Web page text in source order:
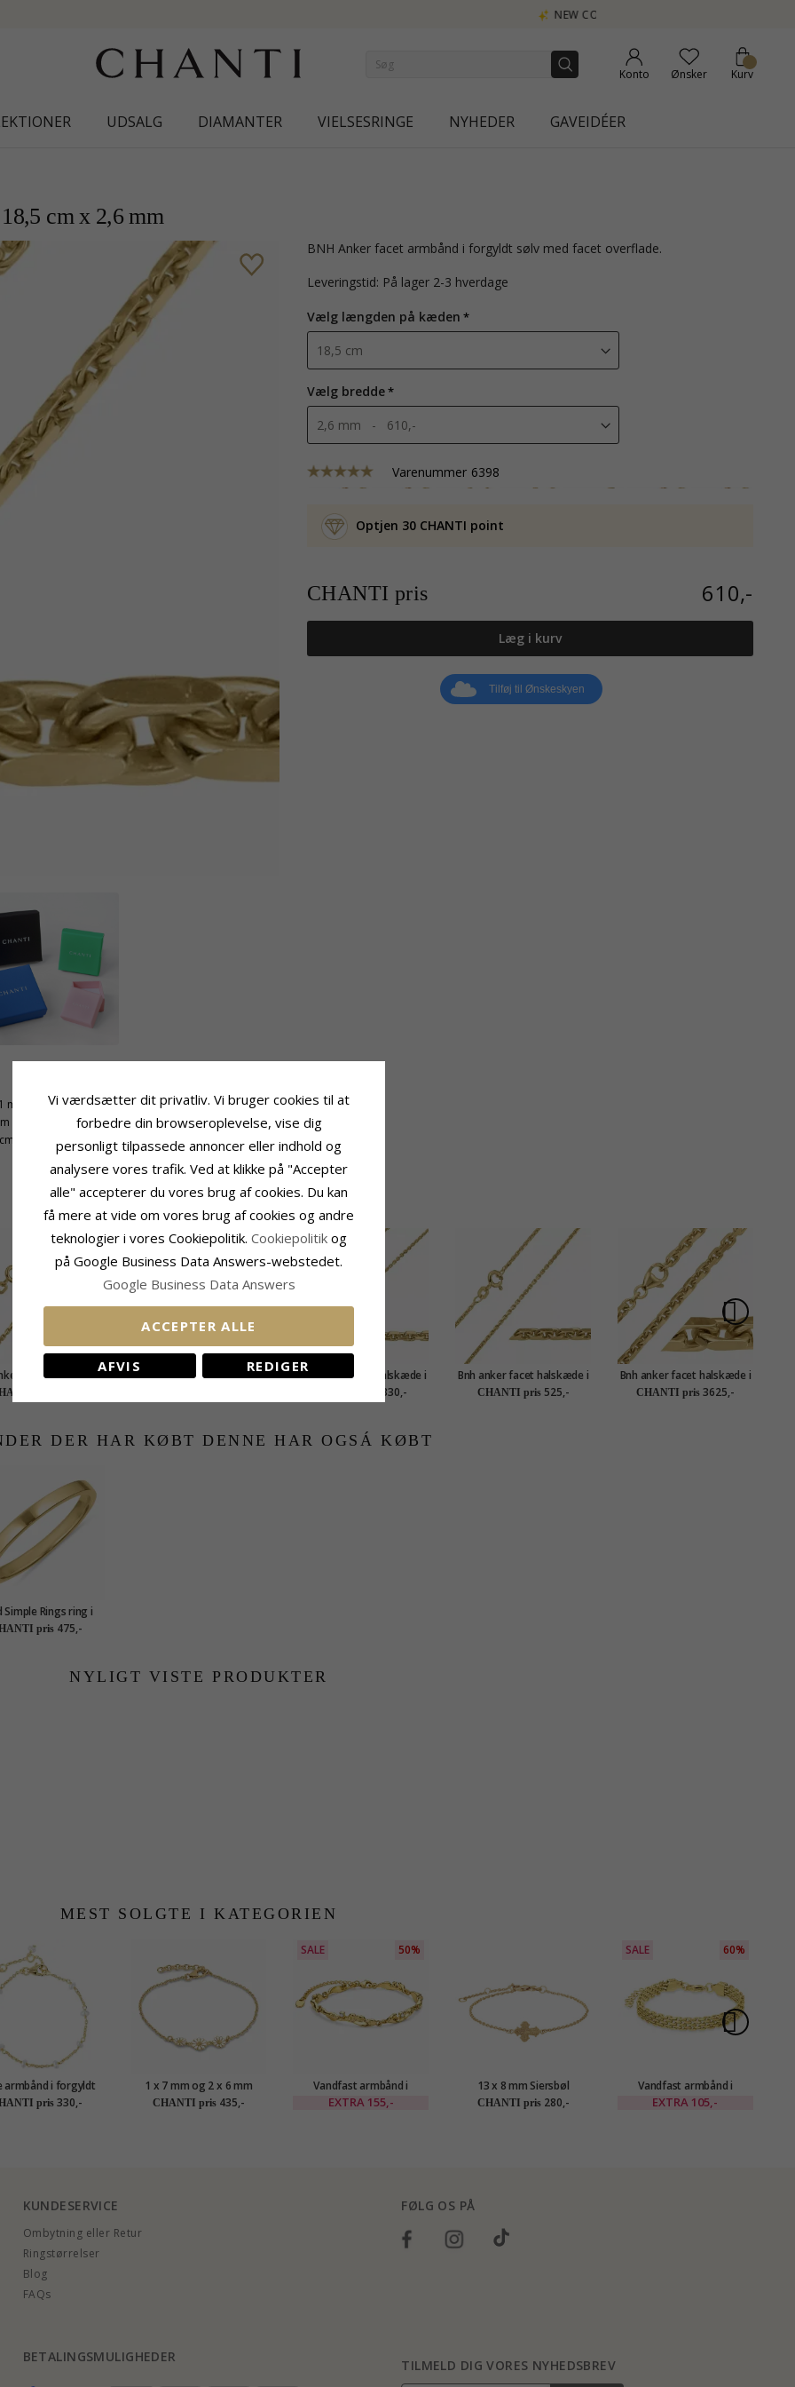
Konto Ønsker Kurv
UDSALG DIAMANTER VIELSESRINGE NYHEDER GAVEIDÉER
cm x 2,6 mm
BNH Anker facet armbånd i forgyldt sølv med facet overflade.
Leveringstid: På lager 2-3 hverdage
Vælg længden på kæden
Vælg bredde
Varenummer 6398
Optjen 30 CHANTI point
CHANTI pris 610,-
Læg i kurv
Tilføj til Ønskeskyen
1 mm
Leveringstid:2-3 Hverdage
RELATEREDE PRODUKTER
facet halskæde i
sølv 60 cm x 1,7
mm
pris
BNH Anker facet halskæde i
mm
Bnh anker facet halskæde i
forgyldt sølv 36 cm x 1,25
mm
330,-
Bnh anker facet halskæde i
forgyldt sølv 50 cm x 1,4
mm
CHANTI pris 525,-
Bnh anker facet halskæde i
forgyldt sølv 55 cm x 4,1
mm
CHANTI pris 3625,-
DER HAR KØBT DENNE HAR OGSÁ KØBT
Simple Rings ring i
forgyldt sølv
pris 475,-
NYLIGT VISTE PRODUKTER
MEST SOLGTE I KATEGORIEN
armbånd i forgyldt
sølvpris 330,-
1 x 7 mm og 2 x 6 mm
marguerit armbånd i
forgyldt sølv - Maggie
CHANTI pris 435,-
SALE 50%
Vandfast armbånd i
forgyldt stål - OCEANA
EXTRA 155,-
13 x 8 mm Siersbøl
dagmarkors armbånd i
forgyldt sølv
CHANTI pris 280,-
SALE 60%
Vandfast armbånd i
forgyldt stål x 6 mm -
EXTRA 105,-
KUNDESERVICE
Ombytning eller Retur
Ringstørrelser
Blog
FAQs
FØLG OS PÅ
BETALINGSMULIGHEDER
TILMELD DIG VORES NYHEDSBREV
Vi værdsætter dit privatliv. Vi bruger cookies til at
forbedre din browseroplevelse, vise dig
personligt tilpassede annoncer eller indhold og
analysere vores trafik. Ved at klikke på "Accepter
alle" accepterer du vores brug af cookies. Du kan
få mere at vide om vores brug af cookies og andre
teknologier i vores Cookiepolitik. Cookiepolitik og
på Google Business Data Answers-webstedet.
Google Business Data Answers
ACCEPTER ALLE
AFVIS REDIGER